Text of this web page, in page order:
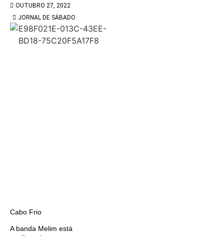
OUTUBRO 27, 2022
JORNAL DE SÁBADO
Cabo Frio
A banda Melim está